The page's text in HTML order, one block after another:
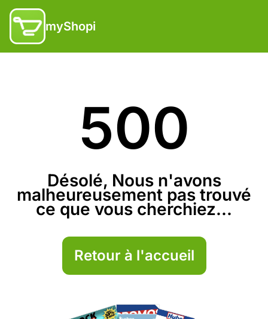
myShopi
500
Désolé, Nous n'avons
malheureusement pas trouvé
ce que vous cherchiez...
Retour à l'accueil